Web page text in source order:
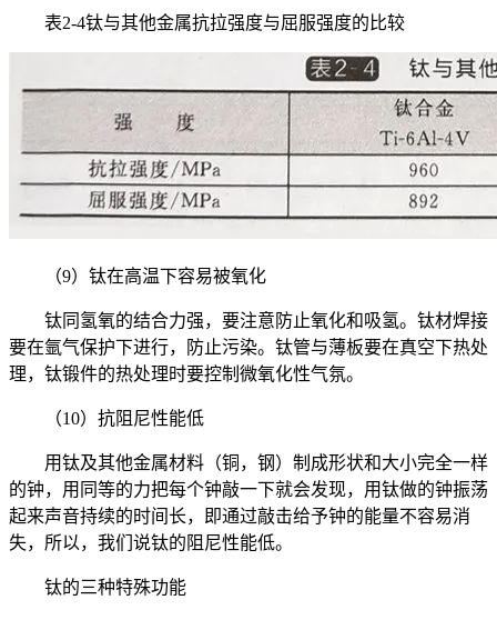
表2-4钛与其他金属抗拉强度与屈服强度的比较
（9）钛在高温下容易被氧化
钛同氢氧的结合力强，要注意防止氧化和吸氢。钛材焊接
要在氩气保护下进行，防止污染。钛管与薄板要在真空下热处
理，钛锻件的热处理时要控制微氧化性气氛。
（10）抗阻尼性能低
用钛及其他金属材料（铜，钢）制成形状和大小完全一样
的钟，用同等的力把每个钟敲一下就会发现，用钛做的钟振荡
起来声音持续的时间长，即通过敲击给予钟的能量不容易消
失，所以，我们说钛的阻尼性能低。
钛的三种特殊功能